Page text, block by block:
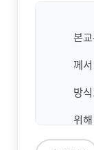
본
께
방
위
립